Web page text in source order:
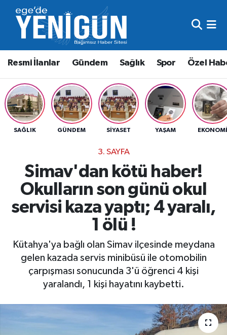
Resmi İlanlar Gündem Sağlık Spor Özel
SAĞLIK GÜNDEM SIYASET YAŞAM EKONOMI
3. SAYFA
Simav'dan kötü haber!
Okulların son günü okul
servisi kaza yaptı; 4 yaralı,
1 ölü !
Kütahya'ya bağlı olan Simav ilçesinde meydana
gelen kazada servis minibüsü ile otomobilin
çarpışması sonucunda 3'ü öğrenci 4 kişi
yaralandı, 1 kişi hayatını kaybetti.
Resmi İlanlar
Gündem
Sağlık
Spor
Beyoğlu Nöbetçi Eczaneler
Beyoğlu Hava Durumu
Beyoğlu Trafik Yoğunluk Haritası
Süper Lig Puan Durumu ve Fikstür
Son Dakika Haberleri
Haber Arşivi